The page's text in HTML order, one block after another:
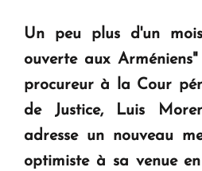
KASA : 30 ans d'audace,
ouvrira ses portes à Dilijan
Un peu plus d'un
ouverte aux
procureur à la Cour
de Justice, Luis
adresse un nouveau
optimiste à sa venue